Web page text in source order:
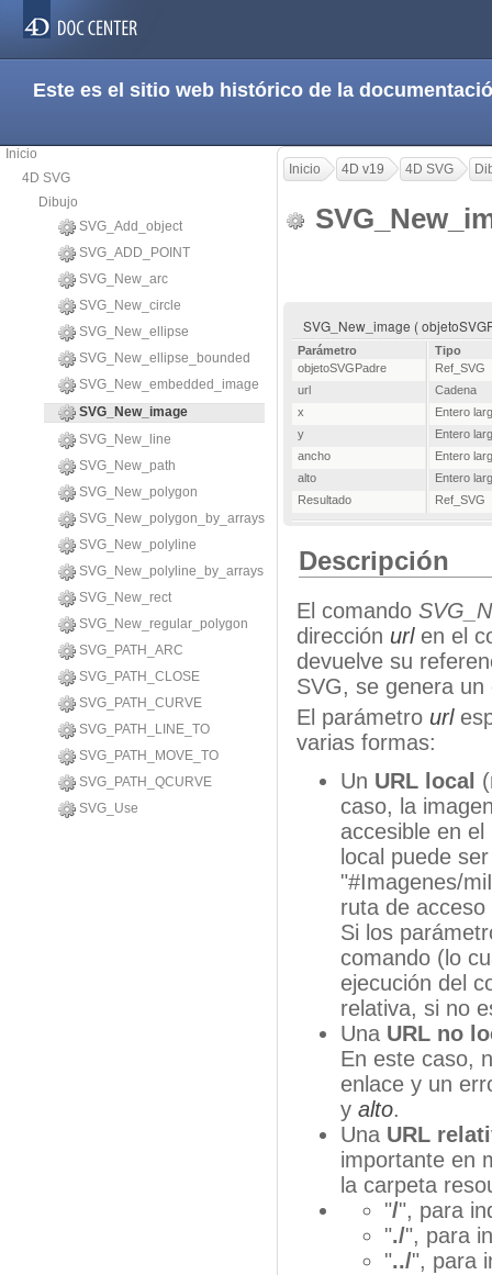
Este es el sitio web histórico de la
Inicio
4D SVG
Dibujo
SVG_Add_object
SVG_ADD_POINT
SVG_New_arc
SVG_New_circle
SVG_New_ellipse
SVG_New_ellipse_bounded
SVG_New_embedded_image
SVG_New_image
SVG_New_line
SVG_New_path
SVG_New_polygon
SVG_New_polygon_by_arrays
SVG_New_polyline
SVG_New_polyline_by_arrays
SVG_New_rect
SVG_New_regular_polygon
SVG_PATH_ARC
SVG_PATH_CLOSE
SVG_PATH_CURVE
SVG_PATH_LINE_TO
SVG_PATH_MOVE_TO
SVG_PATH_QCURVE
SVG_Use
Inicio 4D v19 4D SVG
SVG_New_image (
Parámetro
Tipo
objetoSVGPadre
Ref_SVG
url
Cadena
x
Entero
y
Entero
ancho
Entero
alto
Entero
Resultado
Ref_SVG
Descripción
El comando
dirección url en el
devuelve su
SVG, se genera un
El parámetro url
varias formas:
Un URL local
caso, la
accesible en
local puede
"#Imagenes/
ruta de
Si los
comando (lo
ejecución del
relativa, si no
Una URL no
En este caso,
enlace y un
y alto.
Una URL
importante en
la carpeta
"/", para
"./", para
"../", para